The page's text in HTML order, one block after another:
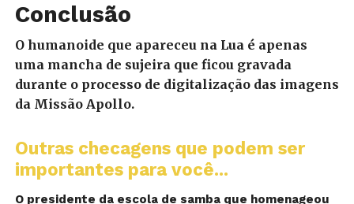
Conclusão
O humanoide que apareceu na Lua é apenas
uma mancha de sujeira que ficou gravada
durante o processo de digitalização das imagens
da Missão Apollo.
Outras checagens que podem ser
importantes para você...
O presidente da escola de samba que homenageou